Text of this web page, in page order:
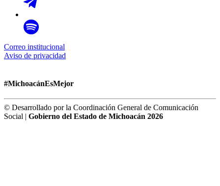
Correo institucional
Aviso de privacidad
#MichoacánEsMejor
© Desarrollado por la Coordinación General de Comunicación
Social | Gobierno del Estado de Michoacán 2026